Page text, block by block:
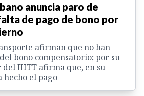
anuncia paro de
de pago de bono por
afirman que no han
bono compensatorio; por su
IHTT afirma que, en su
hecho el pago